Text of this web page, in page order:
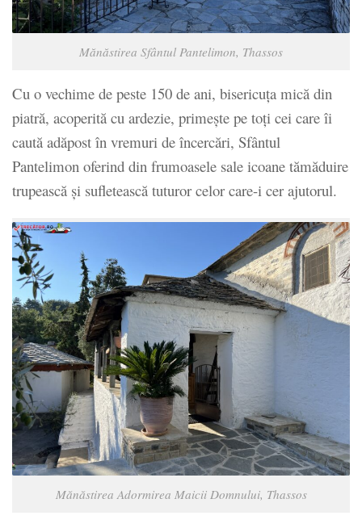
Mănăstirea Sfântul Pantelimon, Thassos
Cu o vechime de peste 150 de ani, bisericuța mică din
piatră, acoperită cu ardezie, primește pe toți cei care îi
caută adăpost în vremuri de încercări, Sfântul
Pantelimon oferind din frumoasele sale icoane tămăduire
trupească și sufletească tuturor celor care-i cer ajutorul.
Mănăstirea Adormirea Maicii Domnului, Thassos